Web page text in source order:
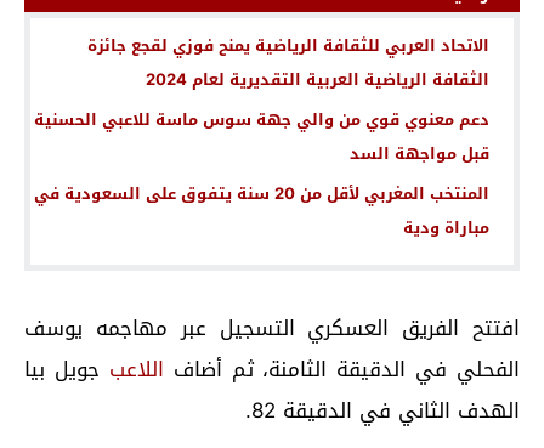
الاتحاد العربي للثقافة الرياضية يمنح فوزي لقجع جائزة
الثقافة الرياضية العربية التقديرية لعام 2024
دعم معنوي قوي من والي جهة سوس ماسة للاعبي الحسنية
قبل مواجهة السد
المنتخب المغربي لأقل من 20 سنة يتفوق على السعودية في
مباراة ودية
افتتح الفريق العسكري التسجيل عبر مهاجمه يوسف
الفحلي في الدقيقة الثامنة، ثم أضاف اللاعب جويل بيا
الهدف الثاني في الدقيقة 82.